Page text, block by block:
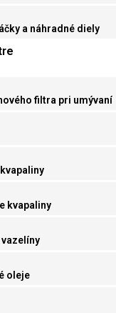
a náhradné diely
filtra pri umývaní
kvapaliny
vazelíny
oleje